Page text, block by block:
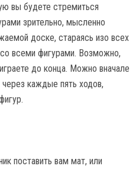
вы будете стремиться
зрительно, мысленно
доске, стараясь изо всех
всеми фигурами. Возможно,
до конца. Можно вначале
каждые пять ходов,
поставить вам мат, или